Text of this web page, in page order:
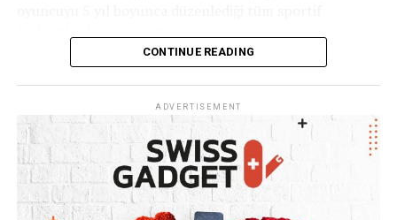
Ceará Sivil Polisi de olayla ilgili soruşturma başlattı.
CONTINUE READING
ADVERTISEMENT